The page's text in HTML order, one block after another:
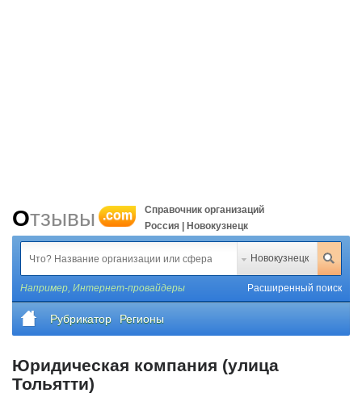
Отзывы .com
Справочник организаций
Россия | Новокузнецк
Новокузнецк
Например, Интернет-провайдеры Расширенный поиск
Рубрикатор Регионы
Юридическая компания (улица
Тольятти)